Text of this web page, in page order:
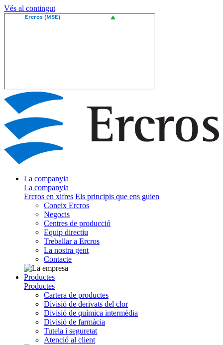
Vés al contingut
La companyia
La companyia
Ercros en xifres Els principis que ens guien
Coneix Ercros
Negocis
Centres de producció
Equip directiu
Treballar a Ercros
La nostra gent
Contacte
Productes
Productes
Cartera de productes
Divisió de derivats del clor
Divisió de química intermèdia
Divisió de farmàcia
Tutela i seguretat
Atenció al client